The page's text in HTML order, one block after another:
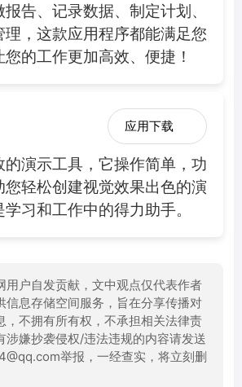
告、记录数据、制定计划、
理，这款应用程序都能满足您
的工作更加高效、便捷！
应用下载
的演示工具，它操作简单，功
您轻松创建视觉效果出色的演
习和工作中的得力助手。
用户自发贡献，文中观点仅代表作者
信息存储空间服务，旨在分享传播对
，不拥有所有权，不承担相关法律责
涉嫌抄袭侵权/违法违规的内容请发送
举报，一经查实，将立刻删